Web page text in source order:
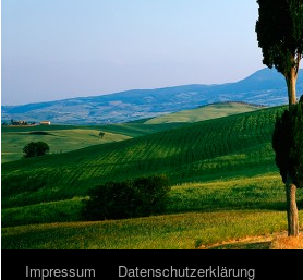
ZumImpressum Datenschutzerklärung